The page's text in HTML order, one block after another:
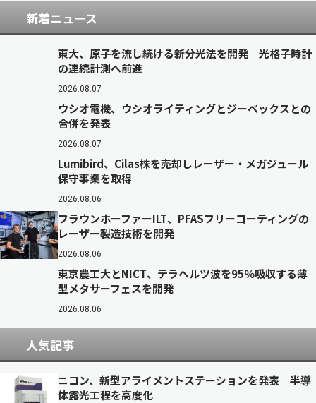
新着ニュース
東大、原子を流し続ける新分光法を開発 光格子時計
の連続計測へ前進
2026.08.07
ウシオ電機、ウシオライティングとジーベックスとの
合併を発表
2026.08.07
Lumibird、Cilas株を売却しレーザー・メガジュール
保守事業を取得
2026.08.06
フラウンホーファーILT、PFASフリーコーティングの
レーザー製造技術を開発
2026.08.06
東京農工大とNICT、テラヘルツ波を95％吸収する薄
型メタサーフェスを開発
2026.08.06
人気記事
ニコン、新型アライメントステーションを発表 半導
体露光工程を高度化